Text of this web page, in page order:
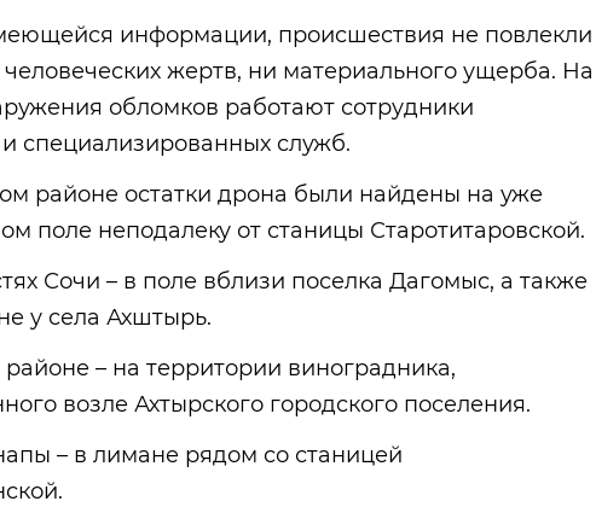
информации, происшествия не повлекли
жертв, ни материального ущерба. На
обломков работают сотрудники
специализированных служб.
районе остатки дрона были найдены на уже
поле неподалеку от станицы Старотитаровской.
Сочи – в поле вблизи поселка Дагомыс, а также
у села Ахштырь.
– на территории виноградника,
возле Ахтырского городского поселения.
– в лимане рядом со станицей